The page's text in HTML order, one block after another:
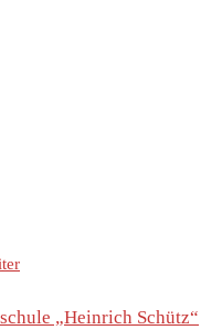
„Heinrich Schütz“